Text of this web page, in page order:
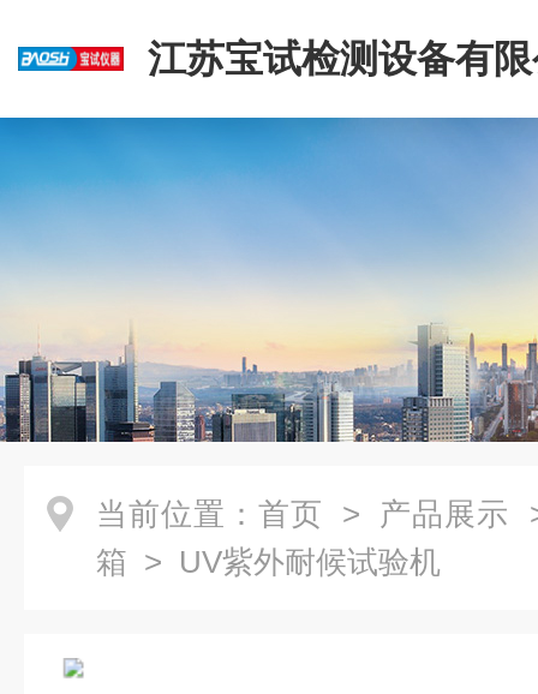
江苏宝试检测设备有
当前位置： 首页 > 产品展示
箱 > UV紫外耐候试验机